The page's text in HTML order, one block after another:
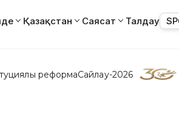
Қазақстан Саясат Талдау
реформаСайлау-2026